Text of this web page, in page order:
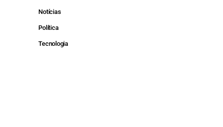
Notícias
Política
Tecnologia